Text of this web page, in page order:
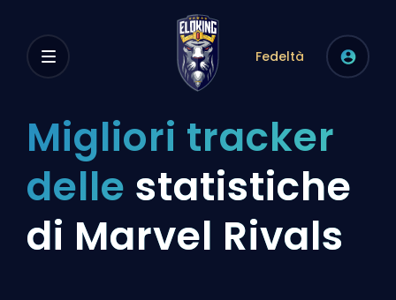
Fedeltà
Migliori tracker
delle statistiche
di Marvel Rivals